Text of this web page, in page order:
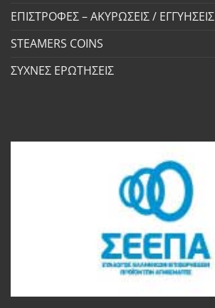
ΕΠΙΣΤΡΟΦΕΣ – ΑΚΥΡΩΣΕΙΣ / ΕΓΓΥΗΣΕΙΣ
STEAMERS COINS
ΣΥΧΝΕΣ ΕΡΩΤΗΣΕΙΣ